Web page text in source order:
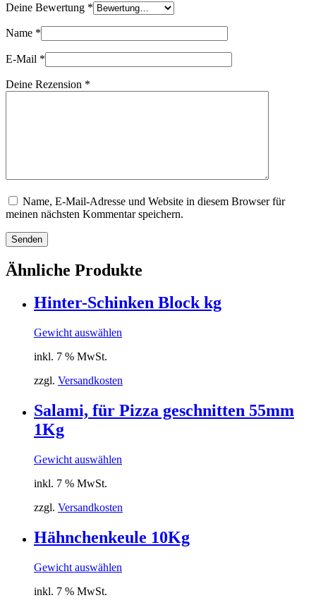
Deine Bewertung *
Name *
E-Mail *
Deine Rezension *
Name, E-Mail-Adresse und Website in diesem Browser für
meinen nächsten Kommentar speichern.
Senden
Ähnliche Produkte
Hinter-Schinken Block kg
Gewicht auswählen
inkl. 7 % MwSt.
zzgl. Versandkosten
Salami, für Pizza geschnitten 55mm
1Kg
Gewicht auswählen
inkl. 7 % MwSt.
zzgl. Versandkosten
Hähnchenkeule 10Kg
Gewicht auswählen
inkl. 7 % MwSt.